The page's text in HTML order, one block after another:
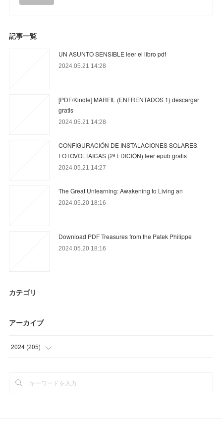
記事一覧
UN ASUNTO SENSIBLE leer el libro pdf
2024.05.21 14:28
[PDF/Kindle] MARFIL (ENFRENTADOS 1) descargar
gratis
2024.05.21 14:28
CONFIGURACIÓN DE INSTALACIONES SOLARES
FOTOVOLTAICAS (2ª EDICIÓN) leer epub gratis
2024.05.21 14:27
The Great Unlearning: Awakening to Living an
2024.05.20 18:16
Download PDF Treasures from the Patek Philippe
2024.05.20 18:16
カテゴリ
アーカイブ
2024 (205)
(